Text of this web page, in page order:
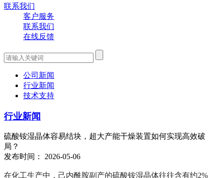
联系我们
客户服务
联系我们
在线反馈
公司新闻
行业新闻
技术支持
行业新闻
硫酸铵湿晶体容易结块，超大产能干燥装置如何实现高效破
局？
发布时间： 2026-05-06
在化工生产中，己内酰胺副产的硫酸铵湿晶体往往含有约2%